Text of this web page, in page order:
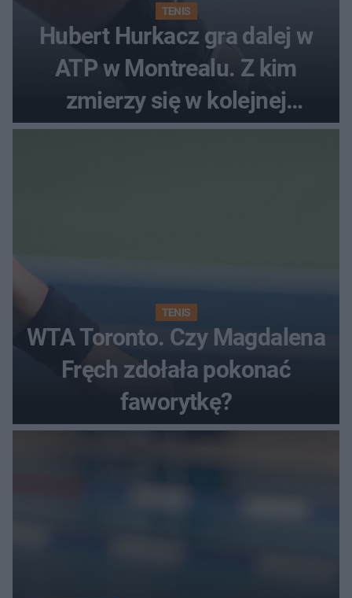
TENIS
Hubert Hurkacz gra dalej w
ATP w Montrealu. Z kim
zmierzy się w kolejnej
rundzie?
TENIS
WTA Toronto. Czy Magdalena
Fręch zdołała pokonać
faworytkę?